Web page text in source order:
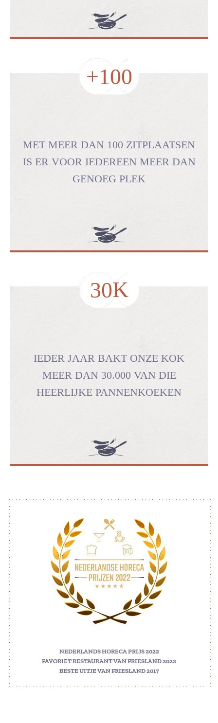
+100
MET MEER DAN 100 ZITPLAATSEN
IS ER VOOR IEDEREEN MEER DAN
GENOEG PLEK
30K
IEDER JAAR BAKT ONZE KOK
MEER DAN 30.000 VAN DIE
HEERLIJKE PANNENKOEKEN
NEDERLANDS HORECA PRIJS 2022
FAVORIET RESTAURANT VAN FRIESLAND 2022
BESTE UITJE VAN FRIESLAND 2017